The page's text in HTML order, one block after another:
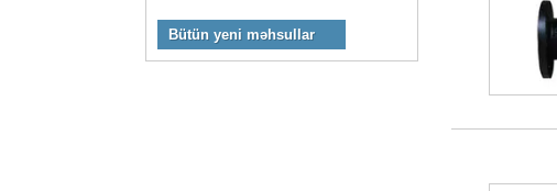
Bütün yeni məhsullar